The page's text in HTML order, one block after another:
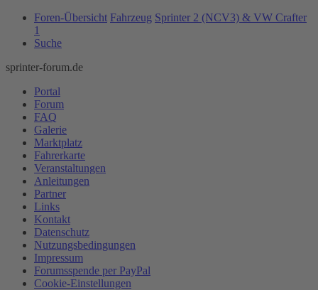
Foren-Übersicht Fahrzeug Sprinter 2 (NCV3) & VW Crafter
1
Suche
sprinter-forum.de
Portal
Forum
FAQ
Galerie
Marktplatz
Fahrerkarte
Veranstaltungen
Anleitungen
Partner
Links
Kontakt
Datenschutz
Nutzungsbedingungen
Impressum
Forumsspende per PayPal
Cookie-Einstellungen